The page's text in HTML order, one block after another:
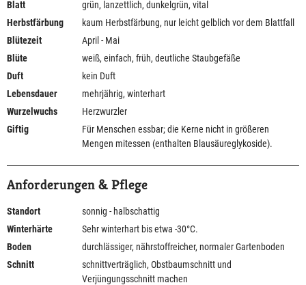
Blatt
grün, lanzettlich, dunkelgrün, vital
Herbstfärbung
kaum Herbstfärbung, nur leicht gelblich vor dem Blattfall
Blütezeit
April - Mai
Blüte
weiß, einfach, früh, deutliche Staubgefäße
Duft
kein Duft
Lebensdauer
mehrjährig, winterhart
Wurzelwuchs
Herzwurzler
Giftig
Für Menschen essbar; die Kerne nicht in größeren
Mengen mitessen (enthalten Blausäureglykoside).
Anforderungen & Pflege
Standort
sonnig - halbschattig
Winterhärte
Sehr winterhart bis etwa -30°C.
Boden
durchlässiger, nährstoffreicher, normaler Gartenboden
Schnitt
schnittverträglich, Obstbaumschnitt und
Verjüngungsschnitt machen